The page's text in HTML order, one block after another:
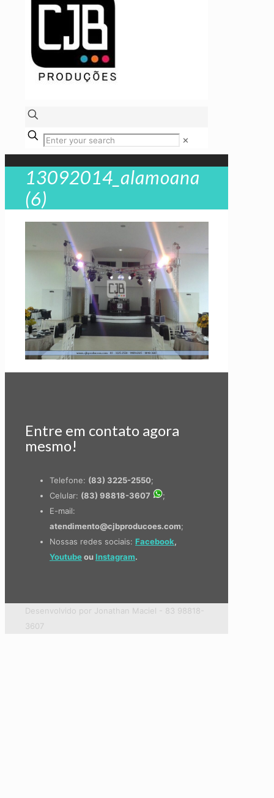
✕
13092014_alamoana
(6)
Entre em contato agora
mesmo!
Telefone: (83) 3225-2550;
Celular: (83) 98818-3607
;
E-mail:
atendimento@cjbproducoes.com;
Nossas redes sociais: Facebook,
Youtubeou Instagram.
Desenvolvido por Jonathan Maciel - 83 98818-
3607